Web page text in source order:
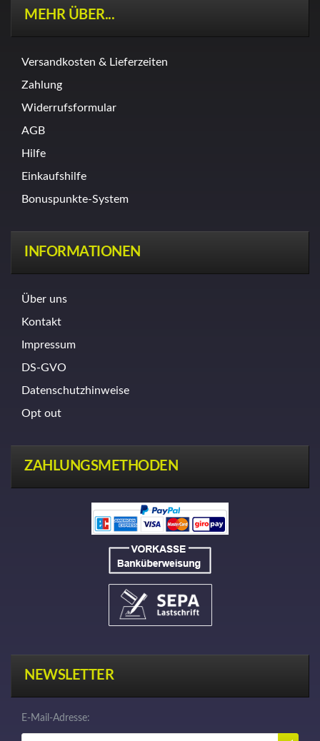
MEHR ÜBER...
Versandkosten & Lieferzeiten
Zahlung
Widerrufsformular
AGB
Hilfe
Einkaufshilfe
Bonuspunkte-System
INFORMATIONEN
Über uns
Kontakt
Impressum
DS-GVO
Datenschutzhinweise
Opt out
ZAHLUNGSMETHODEN
NEWSLETTER
E-Mail-Adresse: